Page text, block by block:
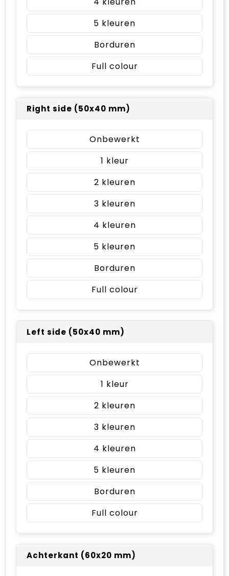
5
Borduren
Full colour
Right side (50x40 mm)
Onbewerkt
1
2
3
4
5
Borduren
Full colour
Left side (50x40 mm)
Onbewerkt
1
2
3
4
5
Borduren
Full colour
Achterkant (60x20 mm)